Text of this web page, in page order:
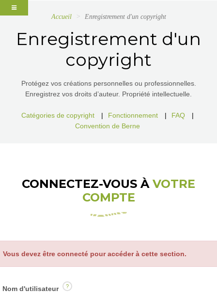
Accueil Enregistrement d'un copyright
Enregistrement d'un
copyright
Protégez vos créations personnelles ou professionnelles.
Enregistrez vos droits d’auteur. Propriété intellectuelle.
Catégories de copyright | Fonctionnement | FAQ
|
Convention de Berne
CONNECTEZ-VOUS À VOTRE
COMPTE
Vous devez être connecté pour accéder à cette section.
Nom d'utilisateur ?